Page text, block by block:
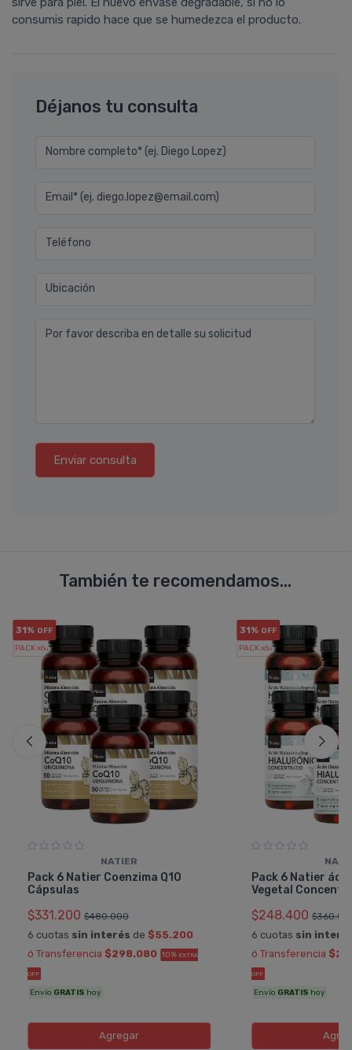
consumis rapido hace que se humedezca el producto.
Déjanos tu consulta
Nombre completo* (ej. Diego Lopez)
Email* (ej. diego.lopez@email.com)
Teléfono
Ubicación
Por favor describa en detalle su solicitud
Enviar consulta
También te recomendamos...
31% OFF
PACK x6u.
NATIER
Pack 6 Natier Coenzima Q10
Cápsulas
$331.200 $480.000
6 cuotas sin interés de $55.200
ó Transferencia $298.080 10% EXTRA
OFF
Envío GRATIS hoy
Agregar
31% OFF
PACK x6u.
Pack 6 Natier
Vegetal
$248.400
6 cuotas sin
ó Transferencia
OFF
Envío GRATIS hoy